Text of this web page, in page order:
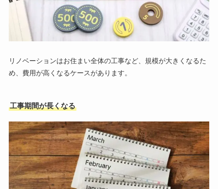
リノベーションはお住まい全体の工事など、規模が大きくなるた
め、費用が高くなるケースがあります。
工事期間が長くなる